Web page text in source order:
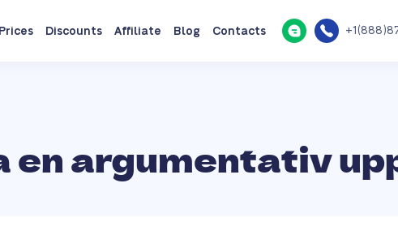
Prices Discounts Affiliate Blog Contacts
argumentativ